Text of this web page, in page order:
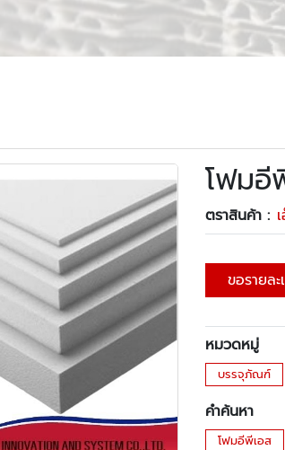
โฟมอี
ตราสินค้า :
ขอรายล
หมวดหมู่
บรรจุภัณฑ์
คำค้นหา
โฟมอีพีเอส